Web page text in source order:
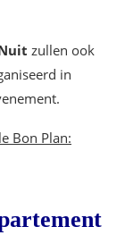
zullen ook
in
Bon Plan: